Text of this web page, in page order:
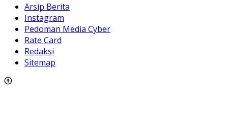
Arsip Berita
Instagram
Pedoman Media Cyber
Rate Card
Redaksi
Sitemap